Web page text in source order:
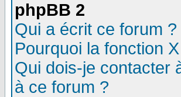
phpBB 2
Qui a écrit ce forum ?
Pourquoi la fonction
Qui dois-je contacter
à ce forum ?